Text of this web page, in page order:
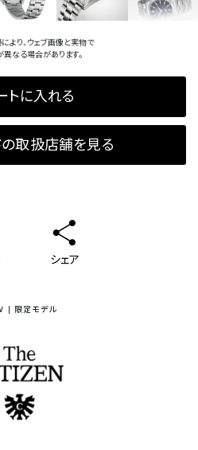
より、ウェブ画像と実物で
なる場合があります。
トに入れる
の取扱店舗を見る
シェア
限定モデル